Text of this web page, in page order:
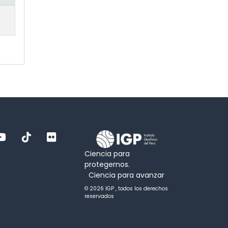
Ciencia para
protegernos.
Ciencia para avanzar
© 2026 IGP , todos los derechos
reservados